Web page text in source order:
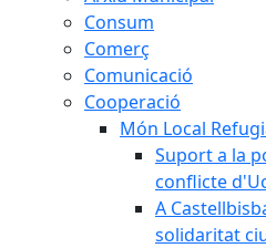
Consum
Comerç
Comunicació
Cooperació
Món Local
Suport a la
conflicte
A
solidaritat